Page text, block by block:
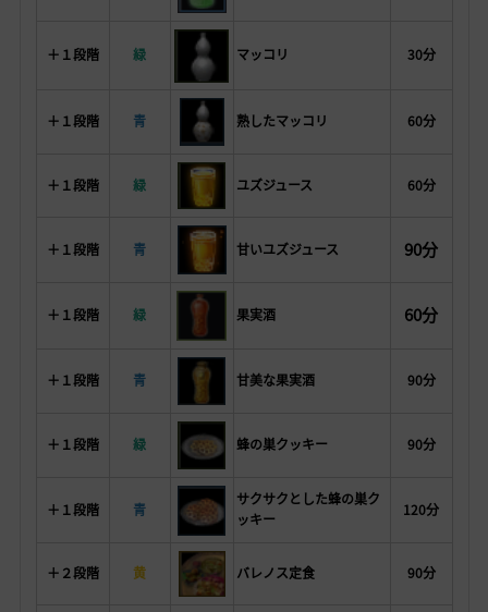
＋１段階 緑 マッコリ 30分
＋１段階 青 熟したマッコリ 60分
＋１段階 緑 ユズジュース 60分
＋１段階 青 甘いユズジュース 90分
＋１段階 緑 果実酒 60分
＋１段階 青 甘美な果実酒 90分
＋１段階 緑 蜂の巣クッキー 90分
＋１段階 青
サクサクとした蜂の巣ク
ッキー
120分
＋２段階 黄 バレノス定食 90分